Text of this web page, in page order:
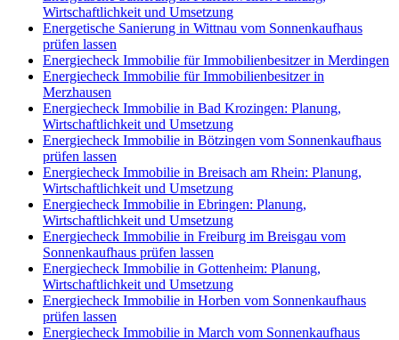
Wirtschaftlichkeit und Umsetzung
Energetische Sanierung in Wittnau vom Sonnenkaufhaus
prüfen lassen
Energiecheck Immobilie für Immobilienbesitzer in Merdingen
Energiecheck Immobilie für Immobilienbesitzer in
Merzhausen
Energiecheck Immobilie in Bad Krozingen: Planung,
Wirtschaftlichkeit und Umsetzung
Energiecheck Immobilie in Bötzingen vom Sonnenkaufhaus
prüfen lassen
Energiecheck Immobilie in Breisach am Rhein: Planung,
Wirtschaftlichkeit und Umsetzung
Energiecheck Immobilie in Ebringen: Planung,
Wirtschaftlichkeit und Umsetzung
Energiecheck Immobilie in Freiburg im Breisgau vom
Sonnenkaufhaus prüfen lassen
Energiecheck Immobilie in Gottenheim: Planung,
Wirtschaftlichkeit und Umsetzung
Energiecheck Immobilie in Horben vom Sonnenkaufhaus
prüfen lassen
Energiecheck Immobilie in March vom Sonnenkaufhaus